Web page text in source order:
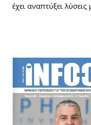
έχει αναπτύξει